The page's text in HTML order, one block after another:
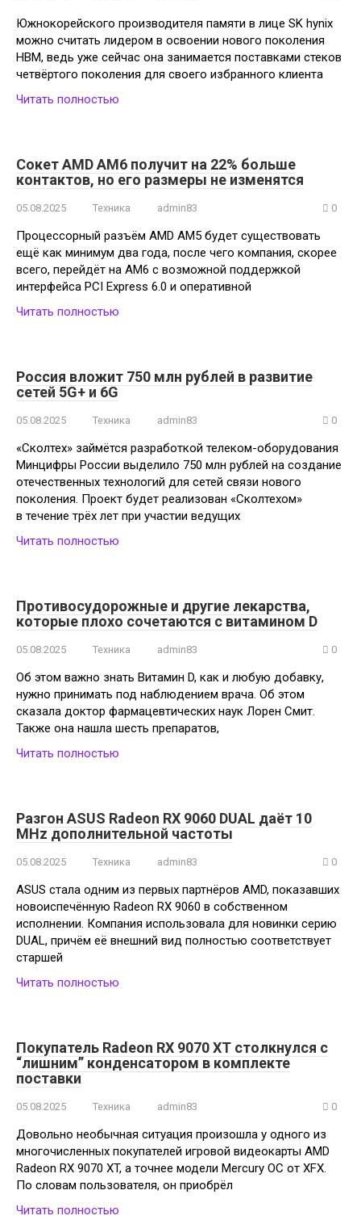
Южнокорейского производителя памяти в лице SK hynix
можно считать лидером в освоении нового поколения
HBM, ведь уже сейчас она занимается поставками стеков
четвёртого поколения для своего избранного клиента
Читать полностью
Сокет AMD AM6 получит на 22% больше
контактов, но его размеры не изменятся
05.08.2025 Техника admin83 0
Процессорный разъём AMD AM5 будет существовать
ещё как минимум два года, после чего компания, скорее
всего, перейдёт на AM6 с возможной поддержкой
интерфейса PCI Express 6.0 и оперативной
Читать полностью
Россия вложит 750 млн рублей в развитие
сетей 5G+ и 6G
05.08.2025 Техника admin83 0
«Сколтех» займётся разработкой телеком-оборудования
Минцифры России выделило 750 млн рублей на создание
отечественных технологий для сетей связи нового
поколения. Проект будет реализован «Сколтехом»
в течение трёх лет при участии ведущих
Читать полностью
Противосудорожные и другие лекарства,
которые плохо сочетаются с витамином D
05.08.2025 Техника admin83 0
Об этом важно знать Витамин D, как и любую добавку,
нужно принимать под наблюдением врача. Об этом
сказала доктор фармацевтических наук Лорен Смит.
Также она нашла шесть препаратов,
Читать полностью
Разгон ASUS Radeon RX 9060 DUAL даёт 10
MHz дополнительной частоты
05.08.2025 Техника admin83 0
ASUS стала одним из первых партнёров AMD, показавших
новоиспечённую Radeon RX 9060 в собственном
исполнении. Компания использовала для новинки серию
DUAL, причём её внешний вид полностью соответствует
старшей
Читать полностью
Покупатель Radeon RX 9070 XT столкнулся с
“лишним” конденсатором в комплекте
поставки
05.08.2025 Техника admin83 0
Довольно необычная ситуация произошла у одного из
многочисленных покупателей игровой видеокарты AMD
Radeon RX 9070 XT, а точнее модели Mercury OC от XFX.
По словам пользователя, он приобрёл
Читать полностью